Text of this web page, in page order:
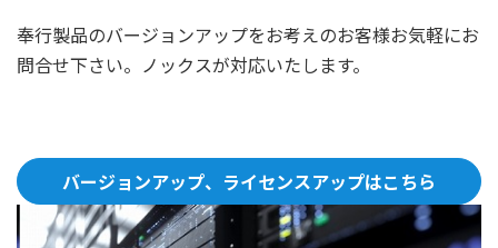
奉行製品のバージョンアップをお考えのお客様お気軽にお
問合せ下さい。ノックスが対応いたします。
バージョンアップ、ライセンスアップはこちら